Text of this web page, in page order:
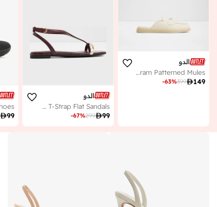
الدو
MYRIANA Monogram Patterned Mules
149
399
-63%
الدو
CATLYN T-Strap Flat Sandals
99
299
-67%
99